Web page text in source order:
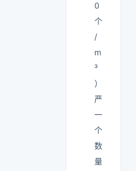
0
个
/
m
³
）
严
一
个
数
量